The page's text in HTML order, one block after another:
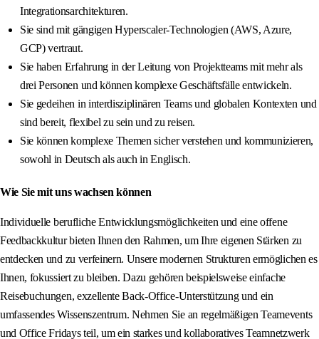
Integrationsarchitekturen.
Sie sind mit gängigen Hyperscaler-Technologien (AWS, Azure,
GCP) vertraut.
Sie haben Erfahrung in der Leitung von Projektteams mit mehr als
drei Personen und können komplexe Geschäftsfälle entwickeln.
Sie gedeihen in interdisziplinären Teams und globalen Kontexten und
sind bereit, flexibel zu sein und zu reisen.
Sie können komplexe Themen sicher verstehen und kommunizieren,
sowohl in Deutsch als auch in Englisch.
Wie Sie mit uns wachsen können
Individuelle berufliche Entwicklungsmöglichkeiten und eine offene
Feedbackkultur bieten Ihnen den Rahmen, um Ihre eigenen Stärken zu
entdecken und zu verfeinern. Unsere modernen Strukturen ermöglichen es
Ihnen, fokussiert zu bleiben. Dazu gehören beispielsweise einfache
Reisebuchungen, exzellente Back-Office-Unterstützung und ein
umfassendes Wissenszentrum. Nehmen Sie an regelmäßigen Teamevents
und Office Fridays teil, um ein starkes und kollaboratives Teamnetzwerk